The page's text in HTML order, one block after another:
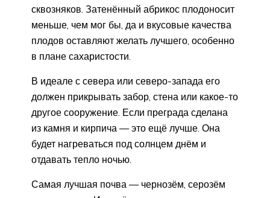
сквозняков. Затенённый абрикос плодоносит
меньше, чем мог бы, да и вкусовые качества
плодов оставляют желать лучшего, особенно
в плане сахаристости.
В идеале с севера или северо-запада его
должен прикрывать забор, стена или какое-то
другое сооружение. Если преграда сделана
из камня и кирпича — это ещё лучше. Она
будет нагреваться под солнцем днём и
отдавать тепло ночью.
Самая лучшая почва — чернозём, серозём